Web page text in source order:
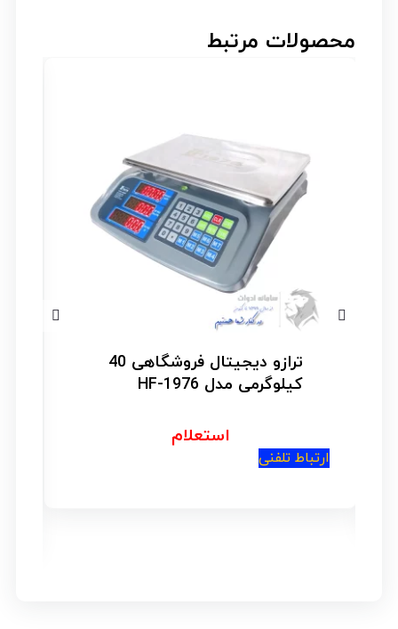
محصولات مرتبط
ترازو دیجیتال فروشگاهی 40
کیلوگرمی مدل HF-1976
استعلام
ارتباط تلفنی